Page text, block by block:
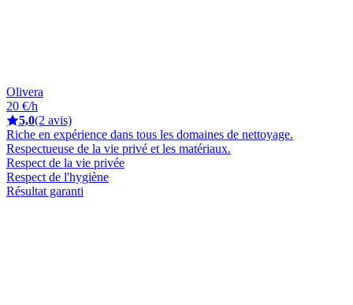
Olivera
20 €/h
5,0(2 avis)
Riche en expérience dans tous les domaines de nettoyage.
Respectueuse de la vie privé et les matériaux.
Respect de la vie privée
Respect de l'hygiène
Résultat garanti